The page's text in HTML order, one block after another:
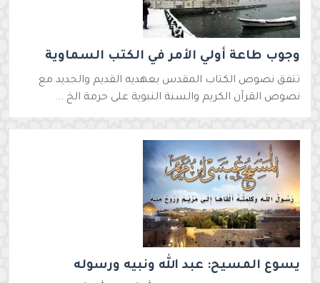
وجوب طاعة أولي الأمر في الكتب السماوية
تتفق نصوص الكتاب المقدس بعهديه القديم والجديد مع
نصوص القرآن الكريم والسنة النبوية على حرمة الخ ...
يسوع المسيح: عبد الله ونبيه ورسوله